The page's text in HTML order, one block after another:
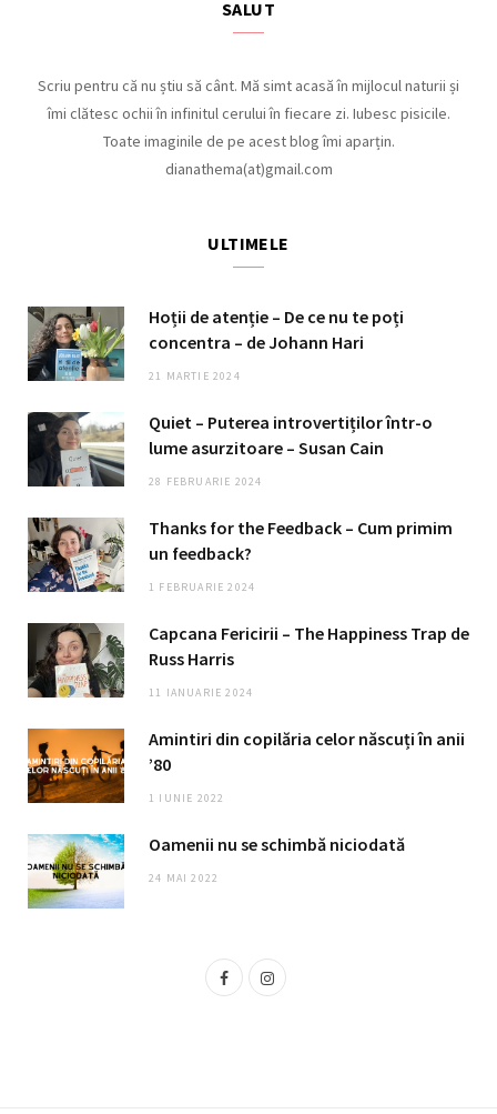
SALUT
Scriu pentru că nu știu să cânt. Mă simt acasă în mijlocul naturii și
îmi clătesc ochii în infinitul cerului în fiecare zi. Iubesc pisicile.
Toate imaginile de pe acest blog îmi aparțin.
dianathema(at)gmail.com
ULTIMELE
Hoții de atenție – De ce nu te poți
concentra – de Johann Hari
21 MARTIE 2024
Quiet – Puterea introvertiților într-o
lume asurzitoare – Susan Cain
28 FEBRUARIE 2024
Thanks for the Feedback – Cum primim
un feedback?
1 FEBRUARIE 2024
Capcana Fericirii – The Happiness Trap de
Russ Harris
11 IANUARIE 2024
Amintiri din copilăria celor născuți în anii
’80
1 IUNIE 2022
Oamenii nu se schimbă niciodată
24 MAI 2022
F
I